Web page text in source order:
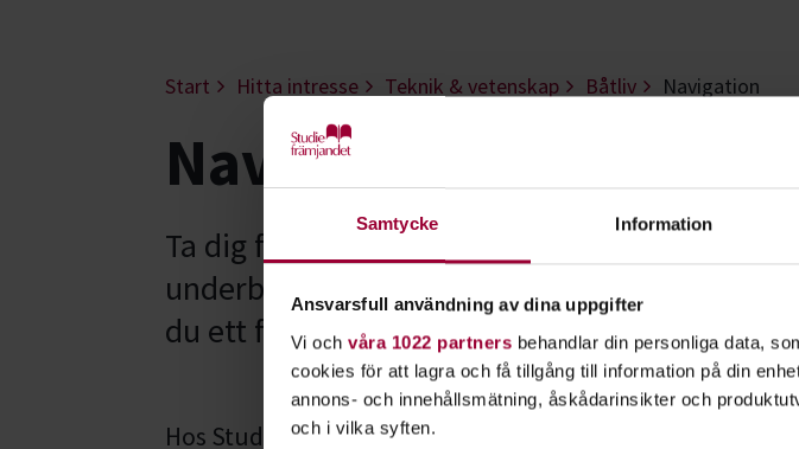
Samtycke Information
Ansvarsfull användning av dina uppgifter
Vi och våra 1022 partners behandlar din personliga data,
cookies för att lagra och få tillgång till information på din
annons- och innehållsmätning, åskådarinsikter och
och i vilka syften.
Start Hitta intresse Teknik & vetenskap Båtliv Navigation
Navigation och
Ta dig fram smart och säkert bland kobbar
underbart och det är viktigt att kunna
du ett förarintyg för båt?
Hos Studiefrämjandet kan du gå en kurs eller starta en